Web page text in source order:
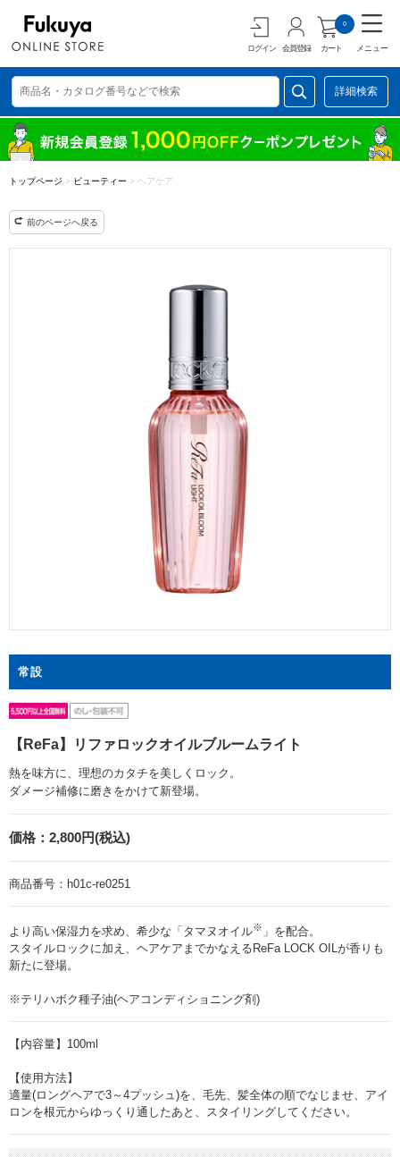
ログイン 会員登録 カート
0
メニュー
詳細検索
トップページ > ビューティー > ヘアケア
前のページへ戻る
常設
【ReFa】リファロックオイルブルームライト
熱を味方に、理想のカタチを美しくロック。
ダメージ補修に磨きをかけて新登場。
価格： 2,800円(税込)
商品番号： h01c-re0251
より高い保湿力を求め、希少な「タマヌオイル※ 」を配合。
スタイルロックに加え、ヘアケアまでかなえるReFa LOCK OILが香りも
新たに登場。
※テリハボク種子油(ヘアコンディショニング剤)
【内容量】100ml
【使用方法】
適量(ロングヘアで3～4プッシュ)を、毛先、髪全体の順でなじませ、アイ
ロンを根元からゆっくり通したあと、スタイリングしてください。